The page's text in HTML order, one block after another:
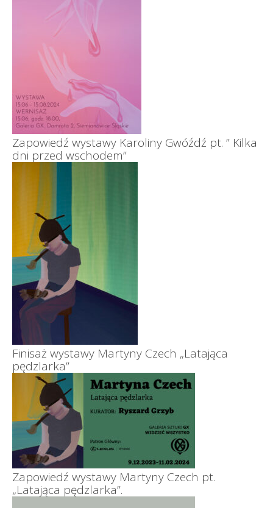
Zapowiedź wystawy Karoliny Gwóźdź pt. ” Kilka
dni przed wschodem”
Finisaż wystawy Martyny Czech „Latająca
pędzlarka”
Zapowiedź wystawy Martyny Czech pt.
„Latająca pędzlarka”.